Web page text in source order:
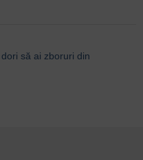
să ai zboruri din